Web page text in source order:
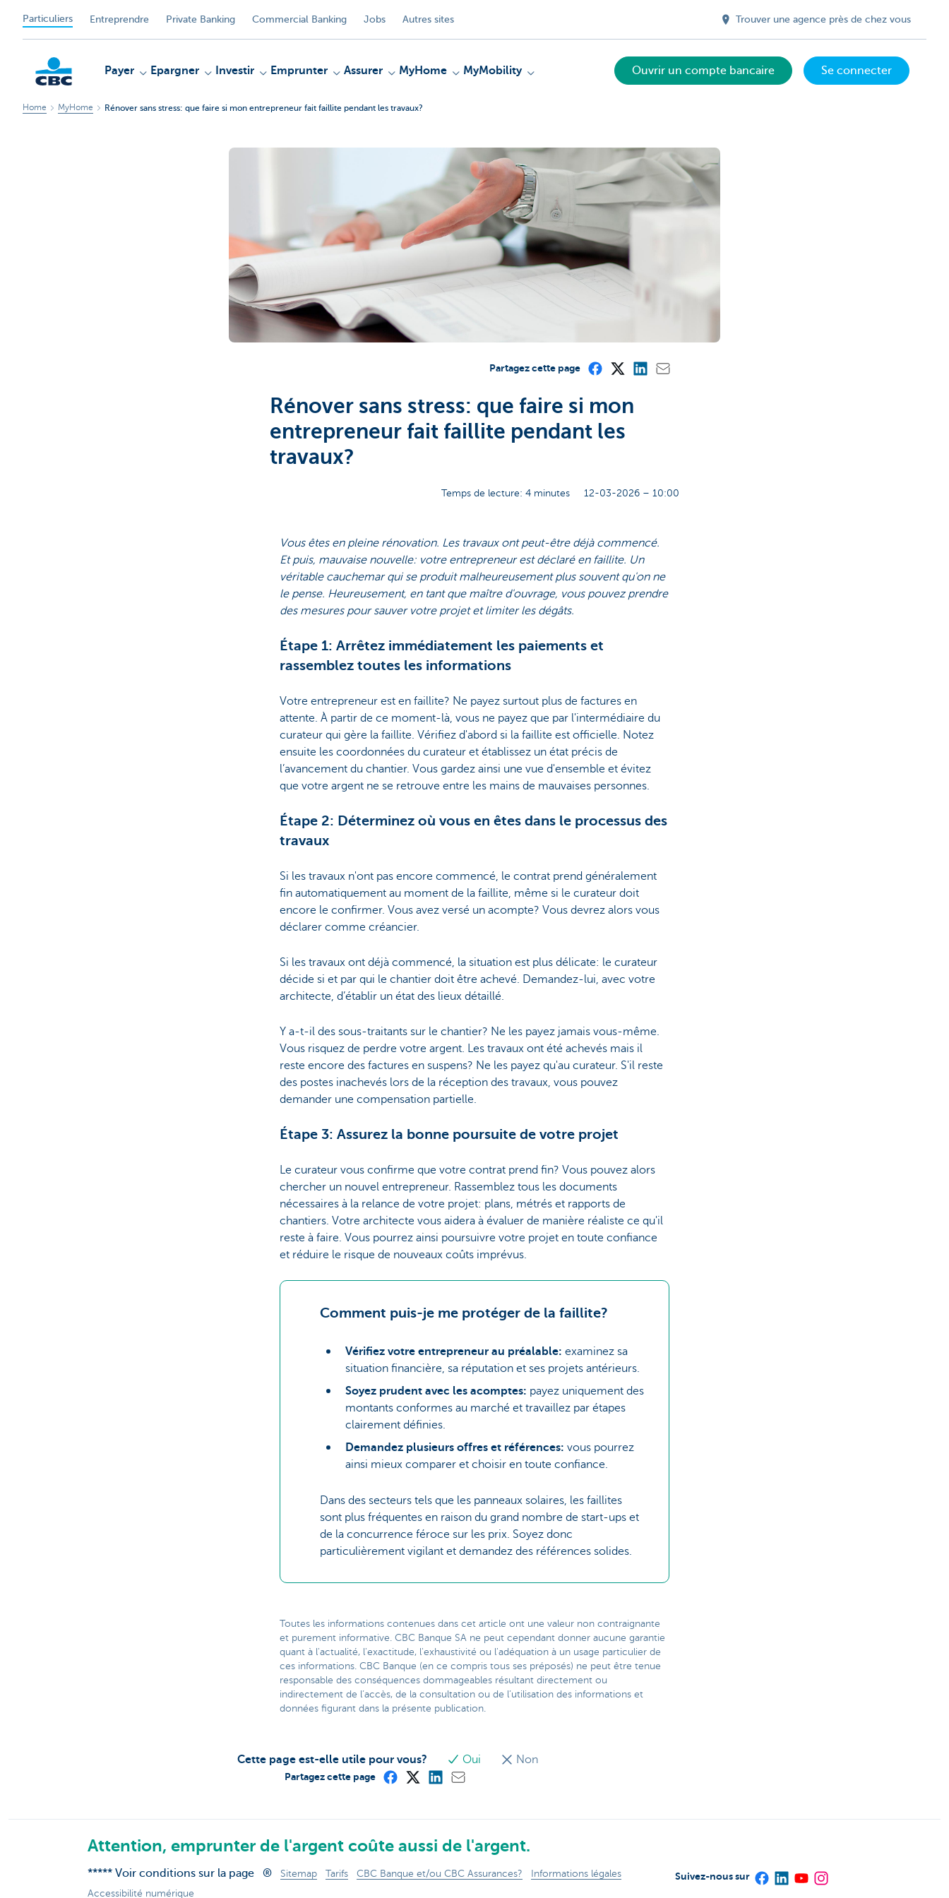
Particuliers Entreprendre Private Banking Commercial Banking Jobs Autres sites Trouver une agence près de chez vous
Payer Epargner Investir Emprunter Assurer MyHome MyMobility Ouvrir un compte bancaire Se connecter
Home MyHome Rénover sans stress: que faire si mon entrepreneur fait faillite pendant les travaux?
Partagez cette page
Rénover sans stress: que faire si mon
entrepreneur fait faillite pendant les
travaux?
Temps de lecture: 4 minutes 12-03-2026 – 10:00
Vous êtes en pleine rénovation. Les travaux ont peut-être déjà commencé.
Et puis, mauvaise nouvelle: votre entrepreneur est déclaré en faillite. Un
véritable cauchemar qui se produit malheureusement plus souvent qu'on ne
le pense. Heureusement, en tant que maître d'ouvrage, vous pouvez prendre
des mesures pour sauver votre projet et limiter les dégâts.
Étape 1: Arrêtez immédiatement les paiements et
rassemblez toutes les informations
Votre entrepreneur est en faillite? Ne payez surtout plus de factures en
attente. À partir de ce moment-là, vous ne payez que par l'intermédiaire du
curateur qui gère la faillite. Vérifiez d'abord si la faillite est officielle. Notez
ensuite les coordonnées du curateur et établissez un état précis de
l’avancement du chantier. Vous gardez ainsi une vue d'ensemble et évitez
que votre argent ne se retrouve entre les mains de mauvaises personnes.
Étape 2: Déterminez où vous en êtes dans le processus des
travaux
Si les travaux n'ont pas encore commencé, le contrat prend généralement
fin automatiquement au moment de la faillite, même si le curateur doit
encore le confirmer. Vous avez versé un acompte? Vous devrez alors vous
déclarer comme créancier.
Si les travaux ont déjà commencé, la situation est plus délicate: le curateur
décide si et par qui le chantier doit être achevé. Demandez-lui, avec votre
architecte, d’établir un état des lieux détaillé.
Y a-t-il des sous-traitants sur le chantier? Ne les payez jamais vous-même.
Vous risquez de perdre votre argent. Les travaux ont été achevés mais il
reste encore des factures en suspens? Ne les payez qu'au curateur. S'il reste
des postes inachevés lors de la réception des travaux, vous pouvez
demander une compensation partielle.
Étape 3: Assurez la bonne poursuite de votre projet
Le curateur vous confirme que votre contrat prend fin? Vous pouvez alors
chercher un nouvel entrepreneur. Rassemblez tous les documents
nécessaires à la relance de votre projet: plans, métrés et rapports de
chantiers. Votre architecte vous aidera à évaluer de manière réaliste ce qu'il
reste à faire. Vous pourrez ainsi poursuivre votre projet en toute confiance
et réduire le risque de nouveaux coûts imprévus.
Comment puis-je me protéger de la faillite?
Vérifiez votre entrepreneur au préalable: examinez sa
situation financière, sa réputation et ses projets antérieurs.
Soyez prudent avec les acomptes: payez uniquement des
montants conformes au marché et travaillez par étapes
clairement définies.
Demandez plusieurs offres et références: vous pourrez
ainsi mieux comparer et choisir en toute confiance.
Dans des secteurs tels que les panneaux solaires, les faillites
sont plus fréquentes en raison du grand nombre de start-ups et
de la concurrence féroce sur les prix. Soyez donc
particulièrement vigilant et demandez des références solides.
Toutes les informations contenues dans cet article ont une valeur non contraignante
et purement informative. CBC Banque SA ne peut cependant donner aucune garantie
quant à l'actualité, l'exactitude, l'exhaustivité ou l'adéquation à un usage particulier de
ces informations. CBC Banque (en ce compris tous ses préposés) ne peut être tenue
responsable des conséquences dommageables résultant directement ou
indirectement de l’accès, de la consultation ou de l’utilisation des informations et
données figurant dans la présente publication.
Cette page est-elle utile pour vous? Oui Non
Partagez cette page
Attention, emprunter de l'argent coûte aussi de l'argent.
***** Voir conditions sur la page ® Sitemap Tarifs CBC Banque et/ou CBC Assurances?
Informations légales
Accessibilité numérique
Suivez-nous sur